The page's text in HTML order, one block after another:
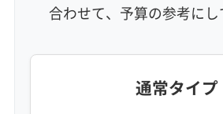
定額料金 複数台割引 初回割引
定
合わせて、予算の参考にし
通常タイプ